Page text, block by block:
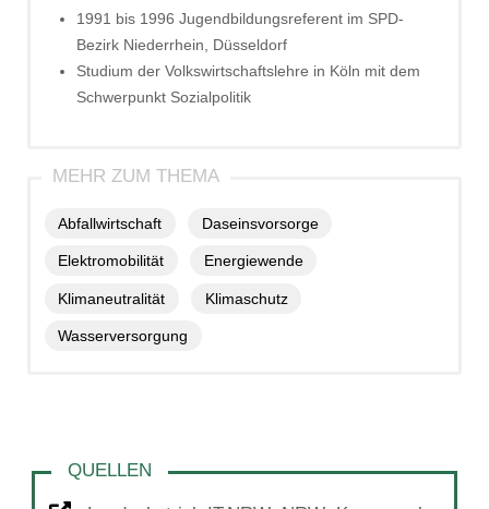
1991 bis 1996 Jugendbildungsreferent im SPD-
Bezirk Niederrhein, Düsseldorf
Studium der Volkswirtschaftslehre in Köln mit dem
Schwerpunkt Sozialpolitik
Abfallwirtschaft Daseinsvorsorge
Elektromobilität Energiewende
Klimaneutralität Klimaschutz
Wasserversorgung